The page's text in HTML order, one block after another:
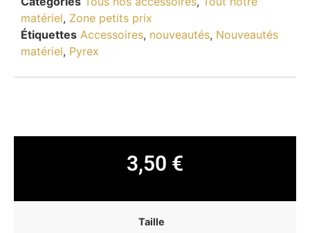
matériel, Zone petits prix
Étiquettes Accessoires, nouveautés, Nouveautés
matériel, Pyrex
3,50 €
Taille